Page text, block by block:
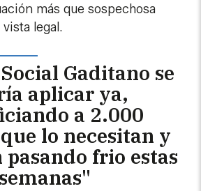
más que sospechosa
legal.
Gaditano se
aplicar ya,
a 2.000
lo necesitan y
pasando frio estas
semanas"